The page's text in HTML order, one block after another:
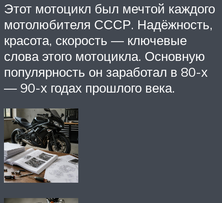
Этот мотоцикл был мечтой каждого
мотолюбителя СССР. Надёжность,
красота, скорость — ключевые
слова этого мотоцикла. Основную
популярность он заработал в 80-х
— 90-х годах прошлого века.